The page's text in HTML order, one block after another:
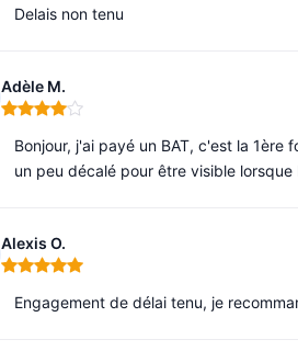
Delais non tenu
Adèle M.
Note : 4 sur 5
Bonjour, j'ai payé un BAT, c'est la
un peu décalé pour être visible
Alexis O.
Note : 5 sur 5
Engagement de délai tenu, je